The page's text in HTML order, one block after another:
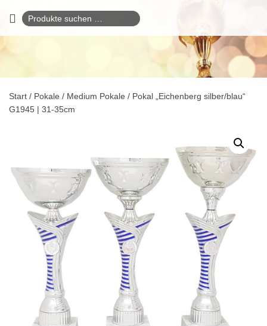
Suchen
nach:
Start / Pokale / Medium Pokale / Pokal „Eichenberg silber/blau“
G1945 | 31-35cm